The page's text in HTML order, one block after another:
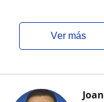
ver más
Joan